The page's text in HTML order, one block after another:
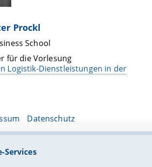
Prockl
School
für die Vorlesung
Logistik-Dienstleistungen in der
Datenschutz
Services